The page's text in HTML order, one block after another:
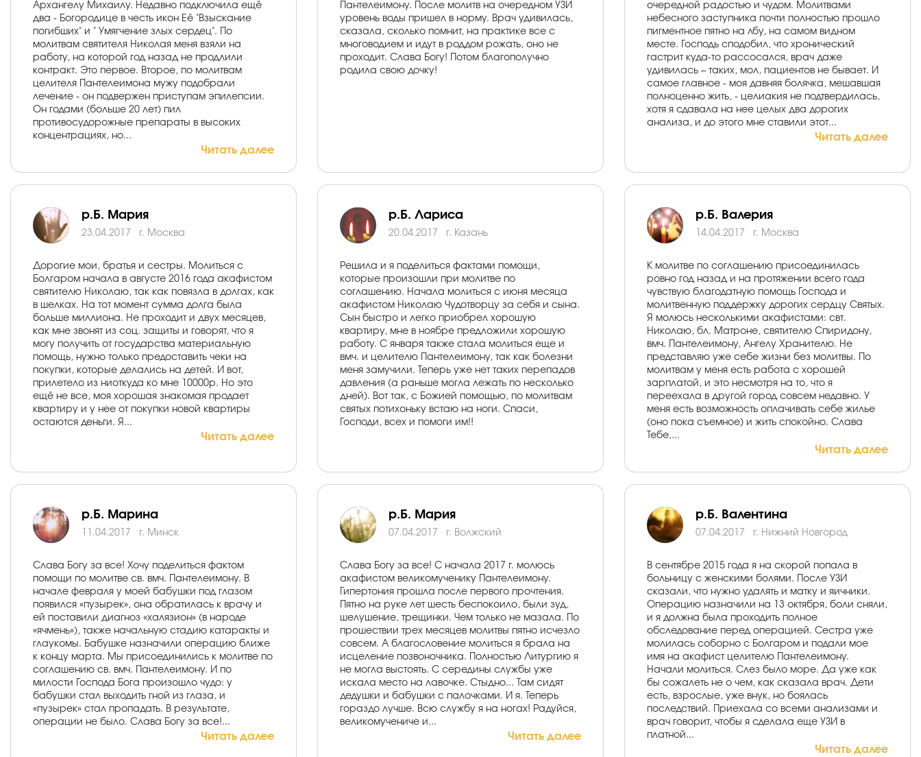
Архангелу Михаилу. Недавно подключила ещё
два - Богородице в честь икон Её "Взыскание
погибших" и " Умягчение злых сердец". По
молитвам святителя Николая меня взяли на
работу, на которой год назад не продлили
контракт. Это первое. Второе, по молитвам
целителя Пантелеимона мужу подобрали
лечение - он подвержен приступам эпилепсии.
Он годами (больше 20 лет) пил
противосудорожные препараты в высоких
концентрациях, но...
Читать далее
Пантелеимону. После молитв на очередном УЗИ
уровень воды пришел в норму. Врач удивилась,
сказала, сколько помнит, на практике все с
многоводием и идут в роддом рожать, оно не
проходит. Слава Богу! Потом благополучно
родила свою дочку!
очередной радостью и чудом. Молитвами
небесного заступника почти полностью прошло
пигментное пятно на лбу, на самом видном
месте. Господь сподобил, что хронический
гастрит куда-то рассосался, врач даже
удивилась – таких, мол, пациентов не бывает. И
самое главное - моя давняя болячка, мешавшая
полноценно жить, - целиакия не подтвердилась,
хотя я сдавала на нее целых два дорогих
анализа, и до этого мне ставили этот...
Читать далее
р.Б. Мария
23.04.2017 г. Москва
Дорогие мои, братья и сестры. Молиться с
Болгаром начала в августе 2016 года акафистом
святителю Николаю, так как повязла в долгах, как
в шелках. На тот момент сумма долга была
больше миллиона. Не проходит и двух месяцев,
как мне звонят из соц. защиты и говорят, что я
могу получить от государства материальную
помощь, нужно только предоставить чеки на
покупки, которые делались на детей. И вот,
прилетело из ниоткуда ко мне 10000р. Но это
ещё не все, моя хорошая знакомая продает
квартиру и у нее от покупки новой квартиры
остаются деньги. Я...
Читать далее
р.Б. Лариса
20.04.2017 г. Казань
Решила и я поделиться фактами помощи,
которые произошли при молитве по
соглашению. Начала молиться с июня месяца
акафистом Николаю Чудотворцу за себя и сына.
Сын быстро и легко приобрел хорошую
квартиру, мне в ноябре предложили хорошую
работу. С января также стала молиться еще и
вмч. и целителю Пантелеимону, так как болезни
меня замучили. Теперь уже нет таких перепадов
давления (а раньше могла лежать по несколько
дней). Вот так, с Божией помощью, по молитвам
святых потихоньку встаю на ноги. Спаси,
Господи, всех и помоги им!!
р.Б. Валерия
14.04.2017 г. Москва
К молитве по соглашению присоединилась
ровно год назад и на протяжении всего года
чувствую благодатную помощь Господа и
молитвенную поддержку дорогих сердцу Святых.
Я молюсь несколькими акафистами: свт.
Николаю, бл. Матроне, святителю Спиридону,
вмч. Пантелеимону, Ангелу Хранителю. Не
представляю уже себе жизни без молитвы. По
молитвам у меня есть работа с хорошей
зарплатой, и это несмотря на то, что я
переехала в другой город совсем недавно. У
меня есть возможность оплачивать себе жилье
(оно пока съемное) и жить спокойно. Слава
Тебе,...
Читать далее
р.Б. Марина
11.04.2017 г. Минск
Слава Богу за все! Хочу поделиться фактом
помощи по молитве св. вмч. Пантелеимону. В
начале февраля у моей бабушки под глазом
появился «пузырек», она обратилась к врачу и
ей поставили диагноз «халязион» (в народе
«ячмень»), также начальную стадию катаракты и
глаукомы. Бабушке назначили операцию ближе
к концу марта. Мы присоединились к молитве по
соглашению св. вмч. Пантелеимону. И по
милости Господа Бога произошло чудо: у
бабушки стал выходить гной из глаза, и
«пузырек» стал пропадать. В результате,
операции не было. Слава Богу за все!...
Читать далее
р.Б. Мария
07.04.2017 г. Волжский
Слава Богу за все! С начала 2017 г. молюсь
акафистом великомученику Пантелеимону.
Гипертония прошла после первого прочтения.
Пятно на руке лет шесть беспокоило, были зуд,
шелушение, трещинки. Чем только не мазала. По
прошествии трех месяцев молитвы пятно исчезло
совсем. А благословение молиться я брала на
исцеление позвоночника. Полностью Литургию я
не могла выстоять. С середины службы уже
искала место на лавочке. Стыдно... Там сидят
дедушки и бабушки с палочками. И я. Теперь
гораздо лучше. Всю службу я на ногах! Радуйся,
великомучениче и...
Читать далее
р.Б. Валентина
07.04.2017 г. Нижний Новгород
В сентябре 2015 года я на скорой попала в
больницу с женскими болями. После УЗИ
сказали, что нужно удалять и матку и яичники.
Операцию назначили на 13 октября, боли сняли,
и я должна была проходить полное
обследование перед операцией. Сестра уже
молилась соборно с Болгаром и подали мое
имя на акафист целителю Пантелеимону.
Начали молиться. Слез было море. Да уже как
бы сожалеть не о чем, как сказала врач. Дети
есть, взрослые, уже внук, но боялась
последствий. Приехала со всеми анализами и
врач говорит, чтобы я сделала еще УЗИ в
платной...
Читать далее